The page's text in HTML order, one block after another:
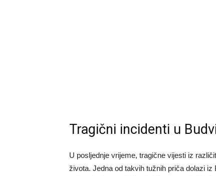
Tragični incidenti u
U posljednje vrijeme, tragične vijesti iz
života. Jedna od takvih tužnih priča dolazi